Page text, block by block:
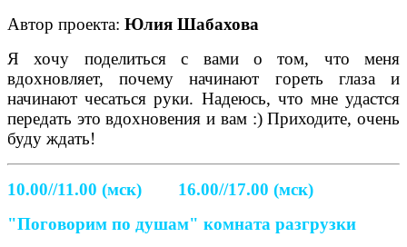
Автор проекта: Юлия Шабахова
Я хочу поделиться с вами о том, что меня
вдохновляет, почему начинают гореть глаза и
начинают чесаться руки. Надеюсь, что мне удастся
передать это вдохновения и вам :) Приходите, очень
буду ждать!
10.00//11.00 (мск) 16.00//17.00 (мск)
"Поговорим по душам" комната разгрузки